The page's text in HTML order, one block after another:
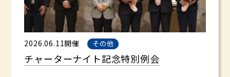
2026.06.11開催 その他
チャーターナイト記念特別例会